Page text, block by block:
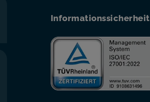
Informationssicherheit